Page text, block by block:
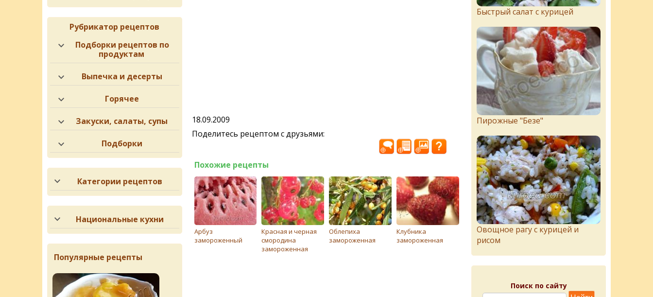
18.09.2009
Поделитесь рецептом с друзьями:
Похожие рецепты
Арбуз
замороженный
Красная и черная
смородина
замороженная
Облепиха
замороженная
Клубника
замороженная
Рубрикатор рецептов
Подборки рецептов по
продуктам
Выпечка и десерты
Горячее
Закуски, салаты, супы
Подборки
Категории рецептов
Национальные кухни
Популярные рецепты
Быстрый салат с курицей
Пирожныe "Бeзe"
Овощное рагу с курицей и
рисом
Поиск по сайту